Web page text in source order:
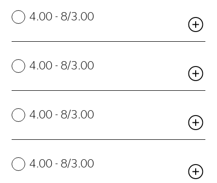
4.00 - 8/3.00
4.00 - 8/3.00
4.00 - 8/3.00
4.00 - 8/3.00